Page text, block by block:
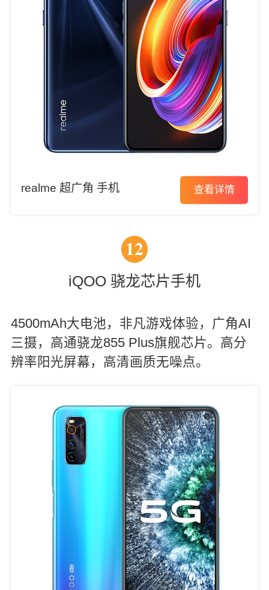
realme 超广角 手机 查看详情
12
iQOO 骁龙芯片手机
4500mAh大电池，非凡游戏体验，广角AI
三摄，高通骁龙855 Plus旗舰芯片。高分
辨率阳光屏幕，高清画质无噪点。